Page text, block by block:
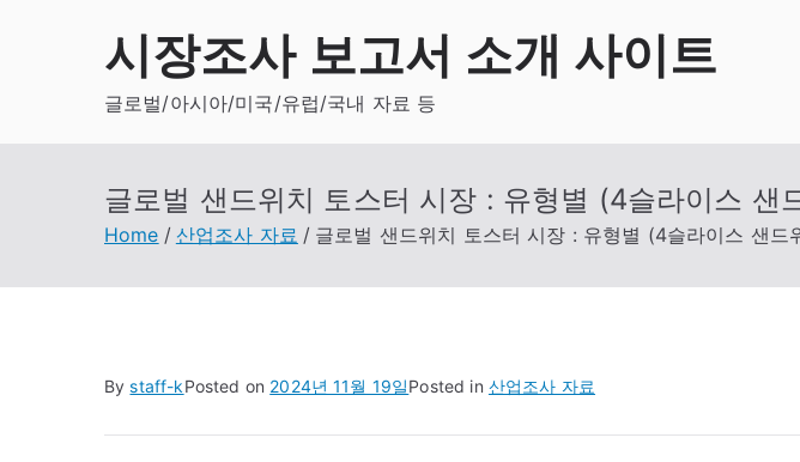
시장조사 보고서 소개 사이트
글로벌/아시아/미국/유럽/국내 자료 등
글로벌 샌드위치 토스터 시장 : 유형별 (4슬라이스
Home 산업조사 자료 글로벌 샌드위치 토스터 시장 : 유형별 (4슬라이스 샌
Bystaff-kPosted on 2024년 11월 19일Posted in 산업조사 자료